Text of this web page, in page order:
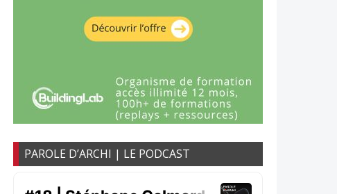
PAROLE D’ARCHI | LE PODCAST